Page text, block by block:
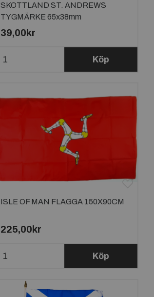
SKOTTLAND ST. ANDREWS
TYGMÄRKE 65x38mm
39,00kr
Köp
ISLE OF MAN FLAGGA 150X90CM
225,00kr
Köp